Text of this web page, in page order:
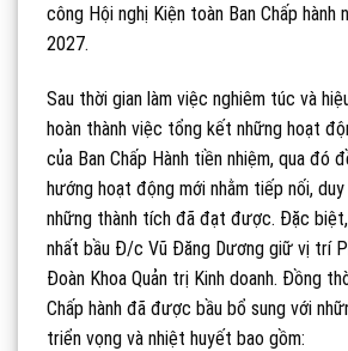
công Hội nghị Kiện toàn Ban Chấp hành
2027.
Sau thời gian làm việc nghiêm túc và
hoàn thành việc tổng kết những hoạt
của Ban Chấp Hành tiền nhiệm, qua đó
hướng hoạt động mới nhằm tiếp nối,
những thành tích đã đạt được. Đặc
nhất bầu Đ/c Vũ Đăng Dương giữ vị trí
Đoàn Khoa Quản trị Kinh doanh. Đồng
Chấp hành đã được bầu bổ sung với
triển vọng và nhiệt huyết bao gồm: